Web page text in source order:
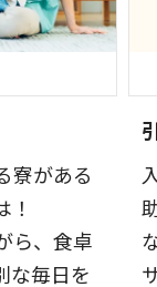
寮がある
ら、食卓
な毎日を